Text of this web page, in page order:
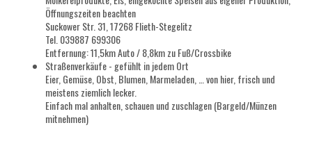
Molkereiprodukte, Eis, eingekochte Speisen aus eigener Produktion,
Öffnungszeiten beachten
Suckower Str. 31, 17268 Flieth-Stegelitz
Tel. 039887 699306
Entfernung: 11,5km Auto / 8,8km zu Fuß/Crossbike
Straßenverkäufe - gefühlt in jedem Ort
Eier, Gemüse, Obst, Blumen, Marmeladen, … von hier, frisch und
meistens ziemlich lecker.
Einfach mal anhalten, schauen und zuschlagen (Bargeld/Münzen
mitnehmen)